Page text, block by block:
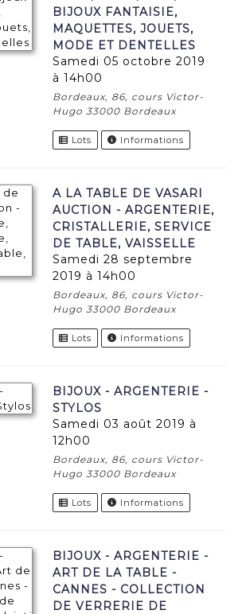
BIJOUX FANTAISIE,
MAQUETTES, JOUETS,
MODE ET DENTELLES
samedi 05 octobre 2019
à 14h00
Bordeaux, 86, cours Victor-
Hugo 33000 Bordeaux
Lots Informations
A LA TABLE DE VASARI
AUCTION - ARGENTERIE,
CRISTALLERIE, SERVICE
DE TABLE, VAISSELLE
samedi 28 septembre
2019 à 14h00
Bordeaux, 86, cours Victor-
Hugo 33000 Bordeaux
Lots Informations
BIJOUX - ARGENTERIE -
STYLOS
samedi 03 août 2019 à
12h00
Bordeaux, 86, cours Victor-
Hugo 33000 Bordeaux
Lots Informations
BIJOUX - ARGENTERIE -
ART DE LA TABLE -
CANNES - COLLECTION
DE VERRERIE DE